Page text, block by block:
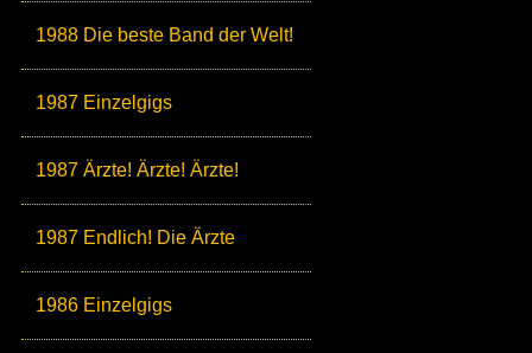
1988 Die beste Band der Welt!
1987 Einzelgigs
1987 Ärzte! Ärzte! Ärzte!
1987 Endlich! Die Ärzte
1986 Einzelgigs